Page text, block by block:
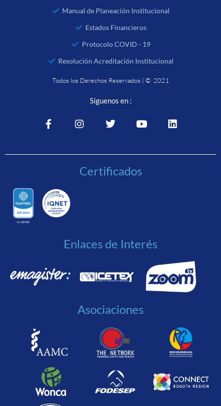
Manual de Planeación Institucional
Estados Financieros
Protocolo COVID - 19
Resolución Acreditación Institucional
Todos los Derechos Reservados | © 2021
Síguenos en :
Certificados
Enlaces de Interés
Asociaciones